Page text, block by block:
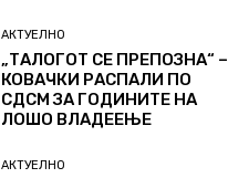
АКТУЕЛНО
„ТАЛОГОТ СЕ ПРЕПОЗНА“ –
КОВАЧКИ РАСПАЛИ ПО
СДСМ ЗА ГОДИНИТЕ НА
ЛОШО ВЛАДЕЕЊЕ
АКТУЕЛНО